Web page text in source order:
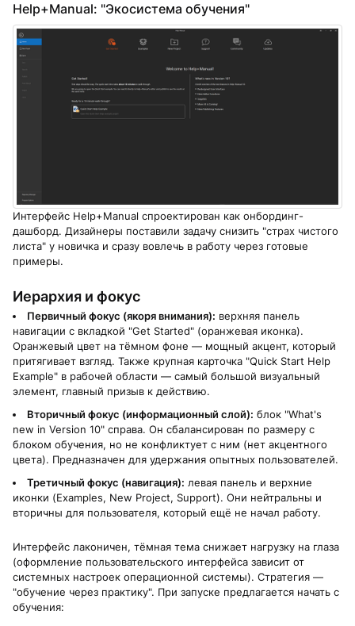
Help+Manual: "Экосистема обучения"
Интерфейс Help+Manual спроектирован как онбординг-
дашборд. Дизайнеры поставили задачу снизить "страх чистого
листа" у новичка и сразу вовлечь в работу через готовые
примеры.
Иерархия и фокус
Первичный фокус (якоря внимания): верхняя панель
навигации с вкладкой "Get Started" (оранжевая иконка).
Оранжевый цвет на тёмном фоне — мощный акцент, который
притягивает взгляд. Также крупная карточка "Quick Start Help
Example" в рабочей области — самый большой визуальный
элемент, главный призыв к действию.
Вторичный фокус (информационный слой): блок "What's
new in Version 10" справа. Он сбалансирован по размеру с
блоком обучения, но не конфликтует с ним (нет акцентного
цвета). Предназначен для удержания опытных пользователей.
Третичный фокус (навигация): левая панель и верхние
иконки (Examples, New Project, Support). Они нейтральны и
вторичны для пользователя, который ещё не начал работу.
Интерфейс лаконичен, тёмная тема снижает нагрузку на глаза
(оформление пользовательского интерфейса зависит от
системных настроек операционной системы). Стратегия —
"обучение через практику". При запуске предлагается начать с
обучения: